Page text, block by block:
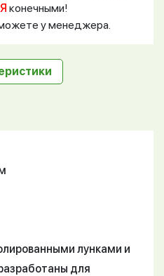
конечными!
у менеджера.
лунками и
для